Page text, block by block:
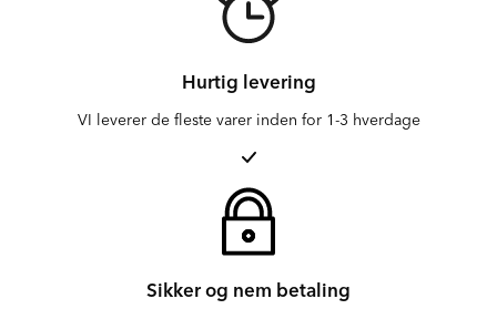
Hurtig levering
VI leverer de fleste varer inden for 1-3 hverdage
Sikker og nem betaling